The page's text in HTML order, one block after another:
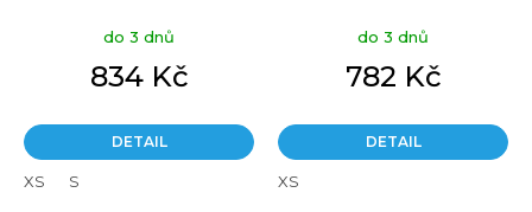
do 3 dnů
834 Kč
DETAIL
XS S
do 3 dnů
782 Kč
DETAIL
XS